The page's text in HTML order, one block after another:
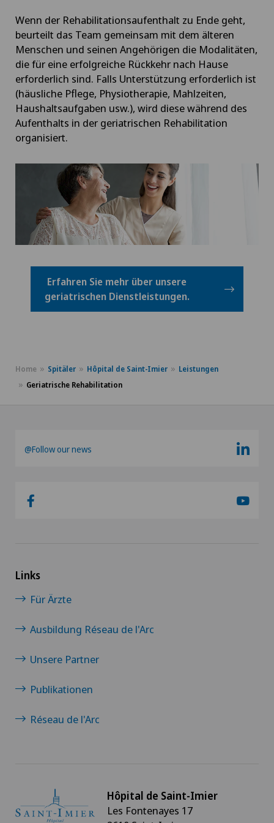
Wenn der Rehabilitationsaufenthalt zu Ende geht,
beurteilt das Team gemeinsam mit dem älteren
Menschen und seinen Angehörigen die Modalitäten,
die für eine erfolgreiche Rückkehr nach Hause
erforderlich sind. Falls Unterstützung erforderlich ist
(häusliche Pflege, Physiotherapie, Mahlzeiten,
Haushaltsaufgaben usw.), wird diese während des
Aufenthalts in der geriatrischen Rehabilitation
organisiert.
Erfahren Sie mehr über unsere
geriatrischen Dienstleistungen.
Home Spitäler Hôpital de Saint-Imier
Leistungen
Geriatrische Rehabilitation
@Follow our news
Links
Für Ärzte
Ausbildung Réseau de l'Arc
Unsere Partner
Publikationen
Réseau de l'Arc
Hôpital de Saint-Imier
Les Fontenayes 17